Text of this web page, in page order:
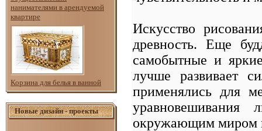
нанимателями в арендуемой
квартире
Корзина для белья в ванной
Новые дизайн - проекты
Искусство
древность. Еще
самобытные и
лучше развивает
применялись для
уравновешивания
окружающим миром